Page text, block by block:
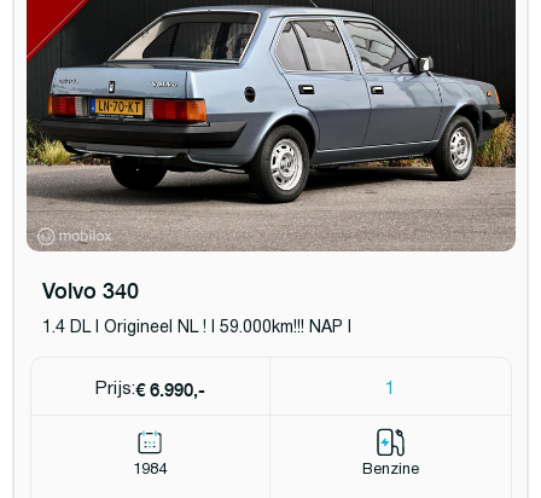
Volvo 340
1.4 DL I Origineel NL ! I 59.000km!!! NAP I
Prijs:€ 6.990,- 1
1984 Benzine